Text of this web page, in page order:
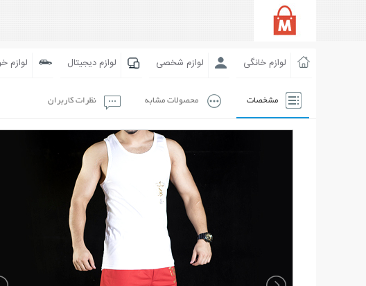
لوازم خانگی لوازم شخصی لوازم دیجیتال لوازم
مشخصات محصولات مشابه نظرات کاربران